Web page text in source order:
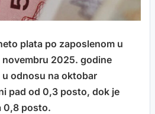
plata po zaposlenom u
2025. godine
odnosu na oktobar
pad od 0,3 posto, dok je
0,8 posto.